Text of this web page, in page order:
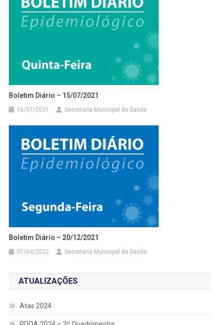
Boletim Diário – 15/07/2021
16/07/2021 Secretaria Municipal de Saúde
Boletim Diário – 20/12/2021
07/04/2022 Secretaria Municipal de Saúde
ATUALIZAÇÕES
Atas 2024